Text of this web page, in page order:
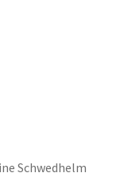
Schwedhelm